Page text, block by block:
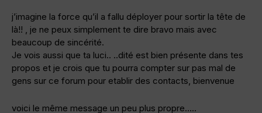
j’imagine la force qu’il a fallu déployer pour sortir la tête de
là!! , je ne peux simplement te dire bravo mais avec
beaucoup de sincérité.
Je vois aussi que ta luci.. ..dité est bien présente dans tes
propos et je crois que tu pourra compter sur pas mal de
gens sur ce forum pour etablir des contacts, bienvenue
voici le même message un peu plus propre…..